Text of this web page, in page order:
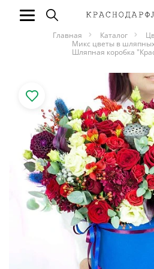
Главная Каталог
Микс цветы в
Шляпная коробка